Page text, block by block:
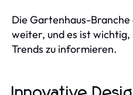
Die Gartenhaus-
weiter, und es ist wichtig,
Trends zu informieren.